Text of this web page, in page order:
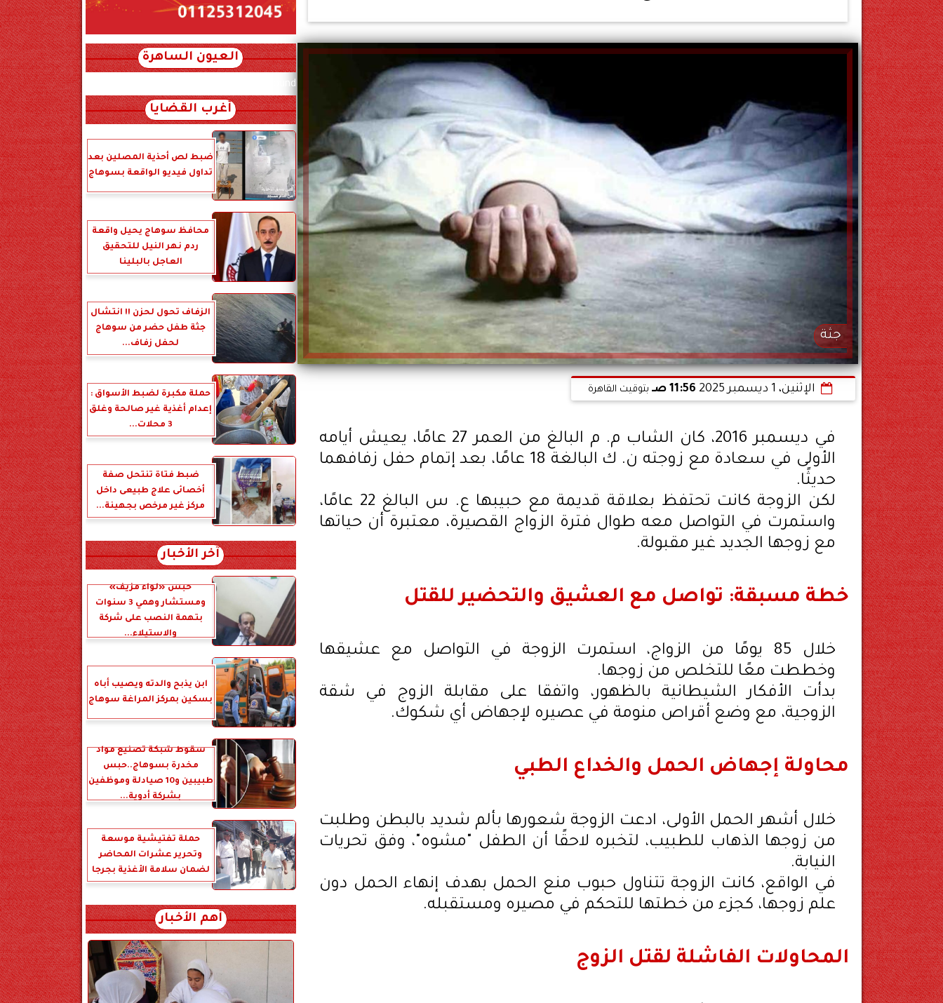
جثة
الإثنين، 1 ديسمبر 2025 11:56 صـ بتوقيت القاهرة
في ديسمبر 2016، كان الشاب م. م البالغ من العمر 27 عامًا، يعيش أيامه
الأولى في سعادة مع زوجته ن. ك البالغة 18 عامًا، بعد إتمام حفل زفافهما
حديثًا.
لكن الزوجة كانت تحتفظ بعلاقة قديمة مع حبيبها ع. س البالغ 22 عامًا،
واستمرت في التواصل معه طوال فترة الزواج القصيرة، معتبرة أن حياتها
مع زوجها الجديد غير مقبولة.
خطة مسبقة: تواصل مع العشيق والتحضير للقتل
خلال 85 يومًا من الزواج، استمرت الزوجة في التواصل مع عشيقها
وخططت معًا للتخلص من زوجها.
بدأت الأفكار الشيطانية بالظهور، واتفقا على مقابلة الزوج في شقة
الزوجية، مع وضع أقراص منومة في عصيره لإجهاض أي شكوك.
محاولة إجهاض الحمل والخداع الطبي
خلال أشهر الحمل الأولى، ادعت الزوجة شعورها بألم شديد بالبطن وطلبت
من زوجها الذهاب للطبيب، لتخبره لاحقًا أن الطفل "مشوه"، وفق تحريات
النيابة.
في الواقع، كانت الزوجة تتناول حبوب منع الحمل بهدف إنهاء الحمل دون
علم زوجها، كجزء من خطتها للتحكم في مصيره ومستقبله.
المحاولات الفاشلة لقتل الزوج
العيون الساهرة
xml_json/rss/~12.xml x0n not found
أغرب القضايا
ضبط لص أحذية المصلين بعد
تداول فيديو الواقعة بسوهاج
محافظ سوهاج يحيل واقعة
ردم نهر النيل للتحقيق
العاجل بالبلينا
الزفاف تحول لحزن !! انتشال
جثة طفل حضر من سوهاج
لحفل زفاف...
حملة مكبرة لضبط الأسواق :
إعدام أغذية غير صالحة وغلق
3 محلات...
ضبط فتاة تنتحل صفة
أخصائى علاج طبيعى داخل
مركز غير مرخص بجهينة...
آخر الأخبار
حبس «لواء مزيف»
ومستشار وهمي 3 سنوات
بتهمة النصب على شركة
والاستيلاء...
ابن يذبح والدته ويصيب أباه
بسكين بمركز المراغة سوهاج
سقوط شبكة تصنيع مواد
مخدرة بسوهاج..حبس
طبيبين و10 صيادلة وموظفين
بشركة أدوية...
حملة تفتيشية موسعة
وتحرير عشرات المحاضر
لضمان سلامة الأغذية بجرجا
أهم الأخبار